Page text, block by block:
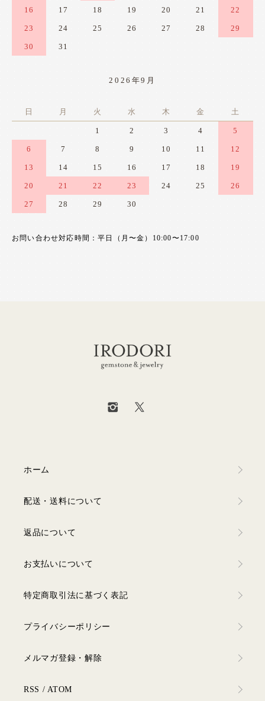
16 17 18 19 20 21 22
23 24 25 26 27 28 29
30 31
2026年9月
日 月 火 水 木 金 土
1 2 3 4 5
6 7 8 9 10 11 12
13 14 15 16 17 18 19
20 21 22 23 24 25 26
27 28 29 30
お問い合わせ対応時間：平日（月〜金）10:00〜17:00
ホーム
配送・送料について
返品について
お支払いについて
特定商取引法に基づく表記
プライバシーポリシー
メルマガ登録・解除
RSS / ATOM